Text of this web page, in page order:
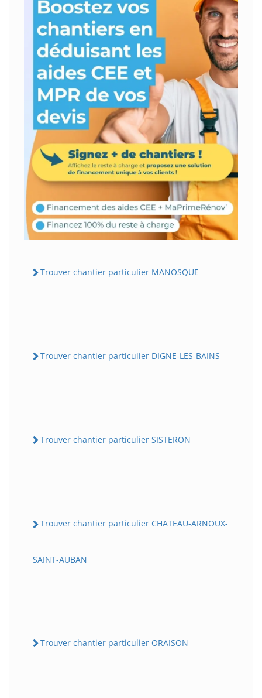
Trouver chantier particulier MANOSQUE
Trouver chantier particulier DIGNE-LES-BAINS
Trouver chantier particulier SISTERON
Trouver chantier particulier CHATEAU-ARNOUX-
SAINT-AUBAN
Trouver chantier particulier ORAISON